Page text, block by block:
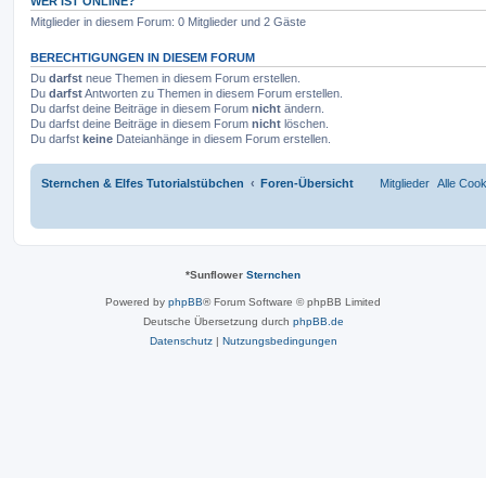
t
n
f
Mitglieder in diesem Forum: 0 Mitglieder und 2 Gäste
BERECHTIGUNGEN IN DIESEM FORUM
Du darfst neue Themen in diesem Forum erstellen.
Du darfstAntworten zu Themen in diesem Forum erstellen.
Du darfst deine Beiträge in diesem Forum nicht ändern.
Du darfst deine Beiträge in diesem Forum nicht löschen.
Du darfst keine Dateianhänge in diesem Forum erstellen.
Sternchen & Elfes Tutorialstübchen Foren-Übersicht Alle
Mitglieder
*Sunflower Sternchen
Powered by phpBB® Forum Software © phpBB Limited
Deutsche Übersetzung durch phpBB.de
Datenschutz| Nutzungsbedingungen